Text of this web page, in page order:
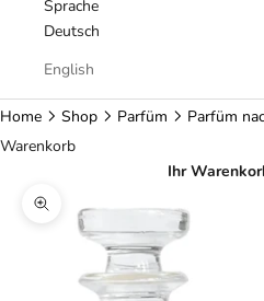
Sprache
Deutsch
English
Home Shop Parfüm Parfüm
Warenkorb
Ihr
Bild vergrößern